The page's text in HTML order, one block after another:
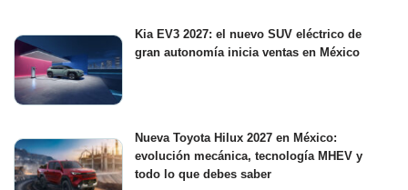
Kia EV3 2027: el nuevo SUV eléctrico de
gran autonomía inicia ventas en México
Nueva Toyota Hilux 2027 en México:
evolución mecánica, tecnología MHEV y
todo lo que debes saber